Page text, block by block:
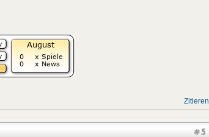
Zitieren
#5